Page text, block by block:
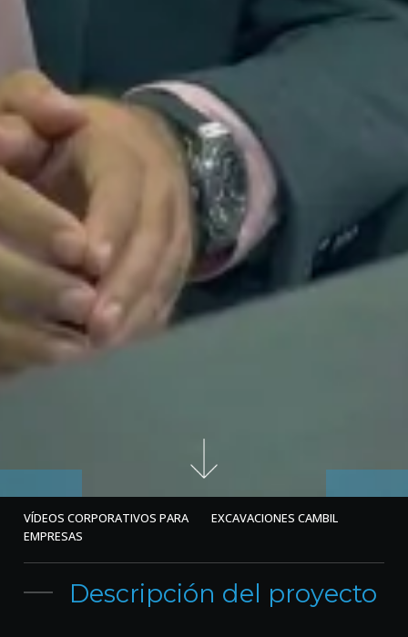
VÍDEOS CORPORATIVOS PARA
EMPRESAS
EXCAVACIONES CAMBIL
Descripción del proyecto